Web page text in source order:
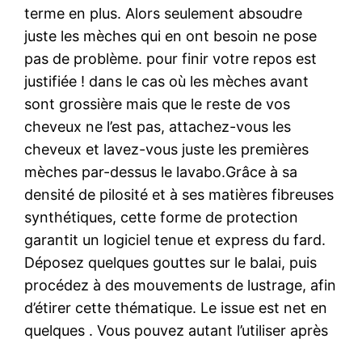
terme en plus. Alors seulement absoudre
juste les mèches qui en ont besoin ne pose
pas de problème. pour finir votre repos est
justifiée ! dans le cas où les mèches avant
sont grossière mais que le reste de vos
cheveux ne l’est pas, attachez-vous les
cheveux et lavez-vous juste les premières
mèches par-dessus le lavabo.Grâce à sa
densité de pilosité et à ses matières fibreuses
synthétiques, cette forme de protection
garantit un logiciel tenue et express du fard.
Déposez quelques gouttes sur le balai, puis
procédez à des mouvements de lustrage, afin
d’étirer cette thématique. Le issue est net en
quelques . Vous pouvez autant l’utiliser après